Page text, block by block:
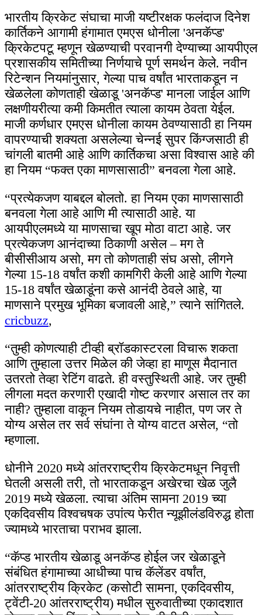
भारतीय क्रिकेट संघाचा माजी यष्टीरक्षक फलंदाज दिनेश
कार्तिकने आगामी हंगामात एमएस धोनीला 'अनकॅप्ड'
क्रिकेटपटू म्हणून खेळण्याची परवानगी देण्याच्या आयपीएल
प्रशासकीय समितीच्या निर्णयाचे पूर्ण समर्थन केले. नवीन
रिटेन्शन नियमांनुसार, गेल्या पाच वर्षांत भारताकडून न
खेळलेला कोणताही खेळाडू 'अनकॅप्ड' मानला जाईल आणि
लक्षणीयरीत्या कमी किमतीत त्याला कायम ठेवता येईल.
माजी कर्णधार एमएस धोनीला कायम ठेवण्यासाठी हा नियम
वापरण्याची शक्यता असलेल्या चेन्नई सुपर किंग्जसाठी ही
चांगली बातमी आहे आणि कार्तिकचा असा विश्वास आहे की
हा नियम “फक्त एका माणसासाठी” बनवला गेला आहे.
“प्रत्येकजण याबद्दल बोलतो. हा नियम एका माणसासाठी
बनवला गेला आहे आणि मी त्यासाठी आहे. या
आयपीएलमध्ये या माणसाचा खूप मोठा वाटा आहे. जर
प्रत्येकजण आनंदाच्या ठिकाणी असेल – मग ते
बीसीसीआय असो, मग तो कोणताही संघ असो, लीगने
गेल्या 15-18 वर्षांत कशी कामगिरी केली आहे आणि गेल्या
15-18 वर्षांत खेळाडूंना कसे आनंदी ठेवले आहे, या
माणसाने प्रमुख भूमिका बजावली आहे,” त्याने सांगितले.
cricbuzz,
“तुम्ही कोणत्याही टीव्ही ब्रॉडकास्टरला विचारू शकता
आणि तुम्हाला उत्तर मिळेल की जेव्हा हा माणूस मैदानात
उतरतो तेव्हा रेटिंग वाढते. ही वस्तुस्थिती आहे. जर तुम्ही
लीगला मदत करणारी एखादी गोष्ट करणार असाल तर का
नाही? तुम्हाला वाकून नियम तोडायचे नाहीत, पण जर ते
योग्य असेल तर सर्व संघांना ते योग्य वाटत असेल, “तो
म्हणाला.
धोनीने 2020 मध्ये आंतरराष्ट्रीय क्रिकेटमधून निवृत्ती
घेतली असली तरी, तो भारताकडून अखेरचा खेळ जुलै
2019 मध्ये खेळला. त्याचा अंतिम सामना 2019 च्या
एकदिवसीय विश्वचषक उपांत्य फेरीत न्यूझीलंडविरुद्ध होता
ज्यामध्ये भारताचा पराभव झाला.
“कॅप्ड भारतीय खेळाडू अनकॅप्ड होईल जर खेळाडूने
संबंधित हंगामाच्या आधीच्या पाच कॅलेंडर वर्षांत,
आंतरराष्ट्रीय क्रिकेट (कसोटी सामना, एकदिवसीय,
ट्वेंटी-20 आंतरराष्ट्रीय) मधील सुरुवातीच्या एकादशात